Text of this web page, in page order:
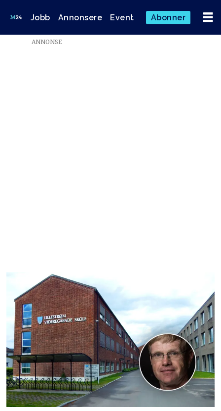
Jobb Annonsere Event Abonner
ANNONSE